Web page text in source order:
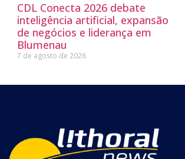
CDL Conecta 2026 debate
inteligência artificial, expansão
de negócios e liderança em
Blumenau
7 de agosto de 2026